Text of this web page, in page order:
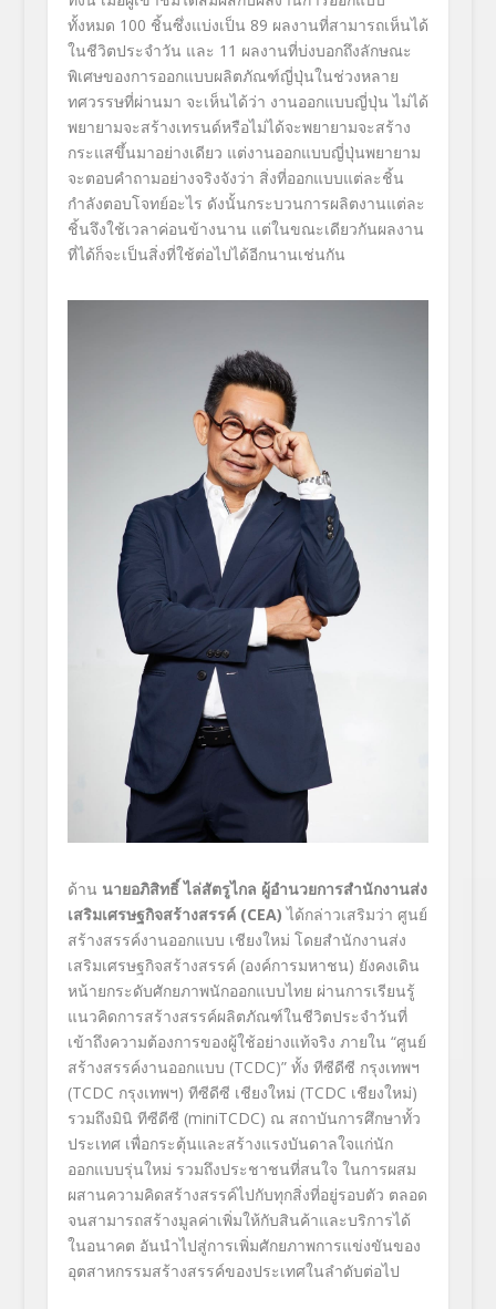
ทั้งหมด 100 ชิ้นซึ่งแบ่งเป็น 89 ผลงานที่สามารถเห็นได้
ในชีวิตประจำวัน และ 11 ผลงานที่บ่งบอกถึงลักษณะ
พิเศษของการออกแบบผลิตภัณฑ์ญี่ปุ่นในช่วงหลาย
ทศวรรษที่ผ่านมา จะเห็นได้ว่า งานออกแบบญี่ปุ่น ไม่ได้
พยายามจะสร้างเทรนด์หรือไม่ได้จะพยายามจะสร้าง
กระแสขึ้นมาอย่างเดียว แต่งานออกแบบญี่ปุ่นพยายาม
จะตอบคำถามอย่างจริงจังว่า สิ่งที่ออกแบบแต่ละชิ้น
กำลังตอบโจทย์อะไร ดังนั้นกระบวนการผลิตงานแต่ละ
ชิ้นจึงใช้เวลาค่อนข้างนาน แต่ในขณะเดียวกันผลงาน
ที่ได้ก็จะเป็นสิ่งที่ใช้ต่อไปได้อีกนานเช่นกัน
ด้าน นายอภิสิทธิ์ ไล่สัตรูไกล ผู้อำนวยการสำนักงานส่ง
เสริมเศรษฐกิจสร้างสรรค์ (CEA) ได้กล่าวเสริมว่า ศูนย์
สร้างสรรค์งานออกแบบ เชียงใหม่ โดยสำนักงานส่ง
เสริมเศรษฐกิจสร้างสรรค์ (องค์การมหาชน) ยังคงเดิน
หน้ายกระดับศักยภาพนักออกแบบไทย ผ่านการเรียนรู้
แนวคิดการสร้างสรรค์ผลิตภัณฑ์ในชีวิตประจำวันที่
เข้าถึงความต้องการของผู้ใช้อย่างแท้จริง ภายใน “ศูนย์
สร้างสรรค์งานออกแบบ (TCDC)” ทั้ง ทีซีดีซี กรุงเทพฯ
(TCDC กรุงเทพฯ) ทีซีดีซี เชียงใหม่ (TCDC เชียงใหม่)
รวมถึงมินิ ทีซีดีซี (miniTCDC) ณ สถาบันการศึกษาทั้ว
ประเทศ เพื่อกระตุ้นและสร้างแรงบันดาลใจแก่นัก
ออกแบบรุ่นใหม่ รวมถึงประชาชนที่สนใจ ในการผสม
ผสานความคิดสร้างสรรค์ไปกับทุกสิ่งที่อยู่รอบตัว ตลอด
จนสามารถสร้างมูลค่าเพิ่มให้กับสินค้าและบริการได้
ในอนาคต อันนำไปสู่การเพิ่มศักยภาพการแข่งขันของ
อุตสาหกรรมสร้างสรรค์ของประเทศในลำดับต่อไป